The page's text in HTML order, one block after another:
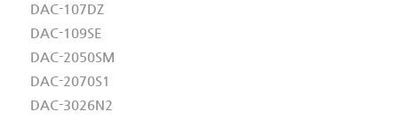
DAC-107DZ
DAC-109SE
DAC-2050SM
DAC-2070S1
DAC-3026N2